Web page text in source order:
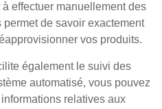
effectuer manuellement des
de savoir exactement
vos produits.
également le suivi des
automatisé, vous pouvez
relatives aux